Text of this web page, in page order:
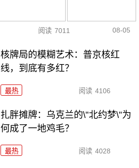
阅读 7011 08-05
核牌局的模糊艺术：普京核红
线，到底有多红？
最热 阅读 4106
扎胖摊牌：乌克兰的\"北约梦\"为
何成了一地鸡毛？
最热 阅读 4028